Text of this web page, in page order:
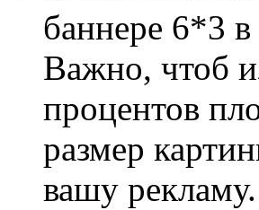
баннере 6*3
Важно, чтоб
процентов
размер
вашу рекламу.